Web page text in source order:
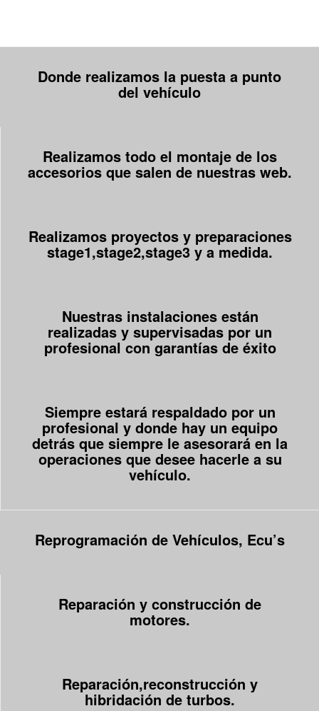
Donde realizamos la puesta a punto
del vehículo
Realizamos todo el montaje de los
accesorios que salen de nuestras web.
Realizamos proyectos y preparaciones
stage1,stage2,stage3 y a medida.
Nuestras instalaciones están
realizadas y supervisadas por un
profesional con garantías de éxito
Siempre estará respaldado por un
profesional y donde hay un equipo
detrás que siempre le asesorará en la
operaciones que desee hacerle a su
vehículo.
Reprogramación de Vehículos, Ecu’s
Reparación y construcción de
motores.
Reparación,reconstrucción y
hibridación de turbos.